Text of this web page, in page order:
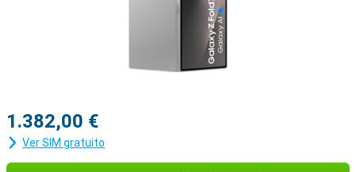
1.382,00 €
Ver SIM gratuito